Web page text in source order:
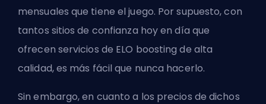
mensuales que tiene el juego. Por supuesto, con
tantos sitios de confianza hoy en día que
ofrecen servicios de ELO boosting de alta
calidad, es más fácil que nunca hacerlo.
Sin embargo, en cuanto a los precios de dichos